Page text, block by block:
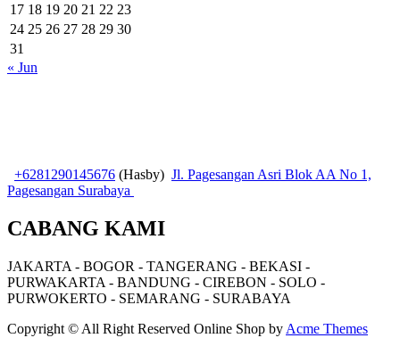
17 18 19 20 21 22 23
24 25 26 27 28 29 30
31
« Jun
+6281290145676 (Hasby) Jl. Pagesangan Asri Blok AA No 1,
Pagesangan Surabaya
CABANG KAMI
JAKARTA - BOGOR - TANGERANG - BEKASI -
PURWAKARTA - BANDUNG - CIREBON - SOLO -
PURWOKERTO - SEMARANG - SURABAYA
Copyright © All Right Reserved Online Shop by Acme Themes